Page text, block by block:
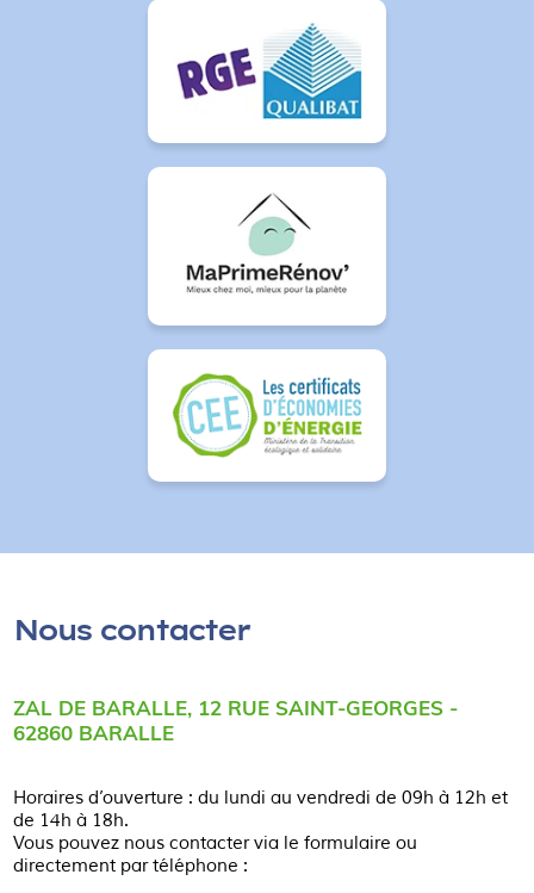
Nous contacter
ZAL DE BARALLE, 12 RUE SAINT-GEORGES -
62860 BARALLE
Horaires d’ouverture : du lundi au vendredi de 09h à 12h et
de 14h à 18h.
Vous pouvez nous contacter via le formulaire ou
directement par téléphone :